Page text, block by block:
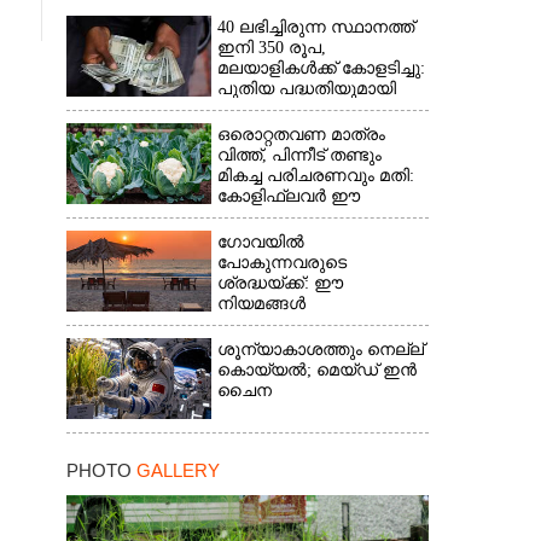
40 ലഭിച്ചിരുന്ന സ്ഥാനത്ത്
ഇനി 350 രൂപ,
മലയാളികൾക്ക് കോളടിച്ചു:
പുതിയ പദ്ധതിയുമായി
നാളികേര ബോർഡ്
ഒരൊറ്റതവണ മാത്രം
വിത്ത്, പിന്നീട് തണ്ടും
മികച്ച പരിചരണവും മതി:
കോളിഫ്ലവർ ഈ
രീതിയിലും കൃഷിചെയ്യാം
ഗോവയിൽ
പോകുന്നവരുടെ
ശ്രദ്ധയ്ക്ക്: ഈ
നിയമങ്ങൾ
പാലിക്കാത്തവർക്ക്
ഇനിമുതൽ ഒരു ലക്ഷം
രൂപവരെ പിഴ
ശൂന്യാകാശത്തും നെല്ല്
കൊയ്യൽ; മെയ്‌ഡ് ഇൻ
ചൈന
PHOTO GALLERY